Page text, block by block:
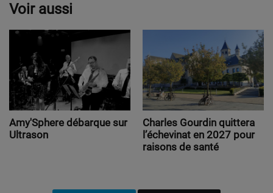
Voir aussi
Amy'Sphere débarque sur
Ultrason
Charles Gourdin quittera
l’échevinat en 2027 pour
raisons de santé